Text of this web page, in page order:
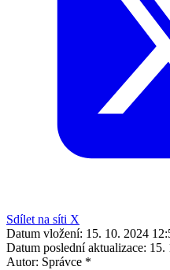
Sdílet na síti X
Datum vložení: 15. 10. 2024
Datum poslední aktualizace: 15.
Autor: Správce *